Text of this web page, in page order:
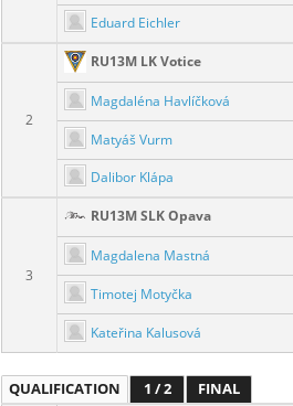
Eduard Eichler
2
RU13M LK Votice
Magdaléna Havlíčková
Matyáš Vurm
Dalibor Klápa
3
RU13M SLK Opava
Magdalena Mastná
Timotej Motyčka
Kateřina Kalusová
QUALIFICATION 1 / 2
FINAL